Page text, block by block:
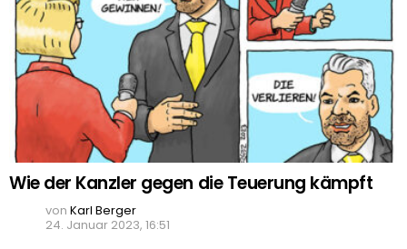
Wie der Kanzler gegen die Teuerung kämpft
von Karl Berger
24. Januar 2023, 16:51